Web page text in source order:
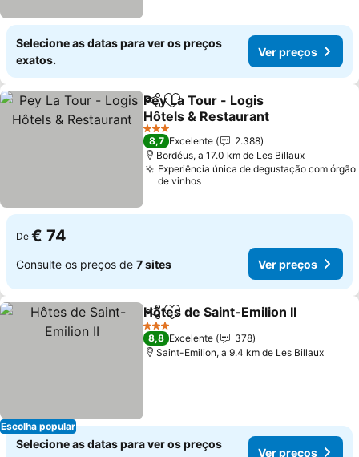
Selecione as datas para ver os preços
exatos.
Ver preços
PartilharAdicionar aos favoritos
Pey La Tour - Logis
Hôtels & Restaurant
3 Estrelas
8,7 Excelente
2.388
Bordéus, a 17.0 km de Les Billaux
Experiência única de degustação com órgão
de vinhos
De € 74
Consulte os preços de 7 sites Ver preços
Escolha popular
PartilharAdicionar aos favoritos
Hôtes de Saint-Emilion II
3 Estrelas
8,8 Excelente
378
Saint-Emilion, a 9.4 km de Les Billaux
Selecione as datas para ver os preços
Ver preços